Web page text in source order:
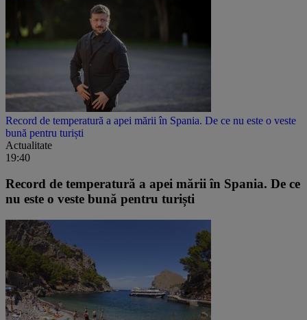
Record de temperatură a apei mării în Spania. De ce nu este o veste
bună pentru turiști
Actualitate
19:40
Record de temperatură a apei mării în Spania. De ce
nu este o veste bună pentru turiști